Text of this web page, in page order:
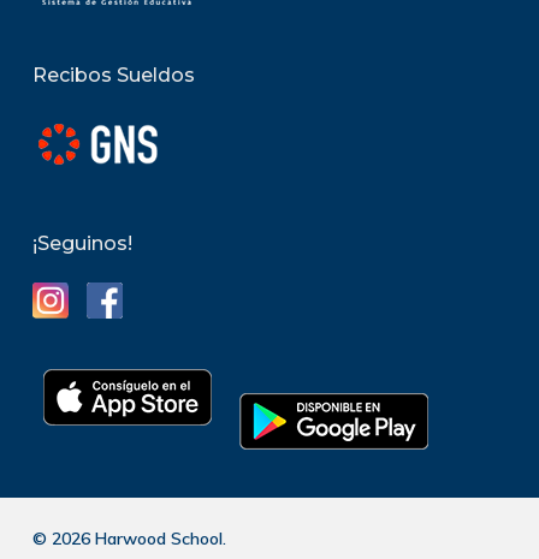
Recibos Sueldos
¡Seguinos!
© 2026 Harwood School.